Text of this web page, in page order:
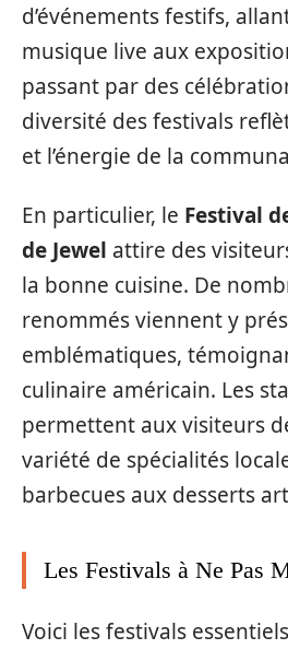
d’événements festifs,
musique live aux
passant par des
diversité des festivals
et l’énergie de la
En particulier, le Festival
de Jewel attire des
la bonne cuisine. De
renommés viennent y
emblématiques,
culinaire américain. Les
permettent aux visiteurs
variété de spécialités
barbecues aux desserts
Les Festivals à Ne Pas
Voici les festivals